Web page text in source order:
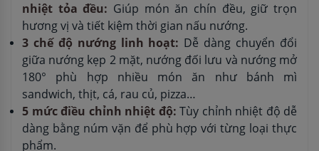
nhiệt tỏa đều: Giúp món ăn chín đều, giữ trọn
hương vị và tiết kiệm thời gian nấu nướng.
3 chế độ nướng linh hoạt: Dễ dàng chuyển đổi
giữa nướng kẹp 2 mặt, nướng đối lưu và nướng mở
180° phù hợp nhiều món ăn như bánh mì
sandwich, thịt, cá, rau củ, pizza…
5 mức điều chỉnh nhiệt độ: Tùy chỉnh nhiệt độ dễ
dàng bằng núm vặn để phù hợp với từng loại thực
phẩm.